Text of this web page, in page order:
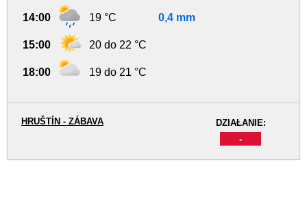
14:00 19 °C 0,4 mm
15:00 20 do 22 °C
18:00 19 do 21 °C
DZIAŁANIE:
-
HRUŠTÍN - ZÁBAVA